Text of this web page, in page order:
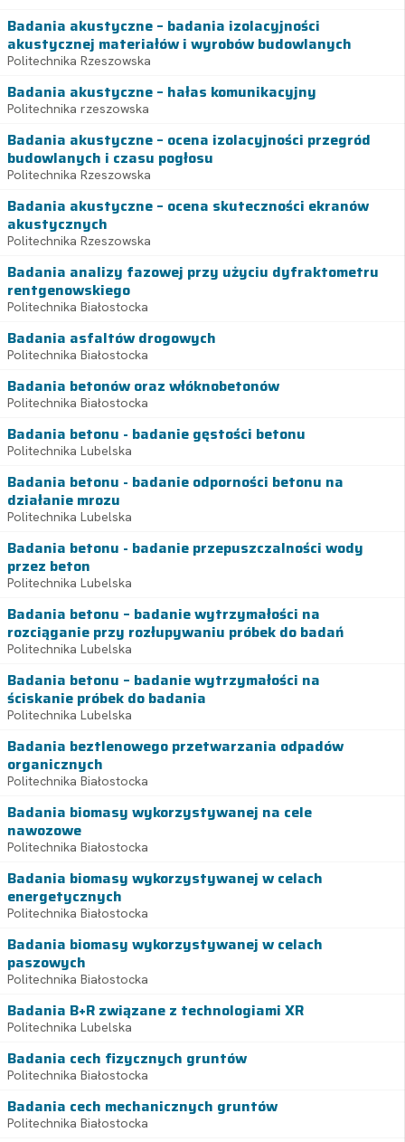
Badania akustyczne – badania izolacyjności
akustycznej materiałów i wyrobów budowlanych
Politechnika Rzeszowska
Badania akustyczne – hałas komunikacyjny
Politechnika rzeszowska
Badania akustyczne – ocena izolacyjności przegród
budowlanych i czasu pogłosu
Politechnika Rzeszowska
Badania akustyczne – ocena skuteczności ekranów
akustycznych
Politechnika Rzeszowska
Badania analizy fazowej przy użyciu dyfraktometru
rentgenowskiego
Politechnika Białostocka
Badania asfaltów drogowych
Politechnika Białostocka
Badania betonów oraz włóknobetonów
Politechnika Białostocka
Badania betonu - badanie gęstości betonu
Politechnika Lubelska
Badania betonu - badanie odporności betonu na
działanie mrozu
Politechnika Lubelska
Badania betonu - badanie przepuszczalności wody
przez beton
Politechnika Lubelska
Badania betonu – badanie wytrzymałości na
rozciąganie przy rozłupywaniu próbek do badań
Politechnika Lubelska
Badania betonu – badanie wytrzymałości na
ściskanie próbek do badania
Politechnika Lubelska
Badania beztlenowego przetwarzania odpadów
organicznych
Politechnika Białostocka
Badania biomasy wykorzystywanej na cele
nawozowe
Politechnika Białostocka
Badania biomasy wykorzystywanej w celach
energetycznych
Politechnika Białostocka
Badania biomasy wykorzystywanej w celach
paszowych
Politechnika Białostocka
Badania B+R związane z technologiami XR
Politechnika Lubelska
Badania cech fizycznych gruntów
Politechnika Białostocka
Badania cech mechanicznych gruntów
Politechnika Białostocka